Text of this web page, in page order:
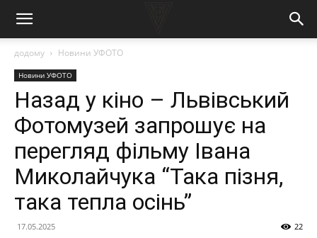
додому Новини УФОТО
Новини УФОТО
Назад у кіно – Львівський
Фотомузей запрошує на
перегляд фільму Івана
Миколайчука “Така пізня,
така тепла осінь”
17.05.2025 22